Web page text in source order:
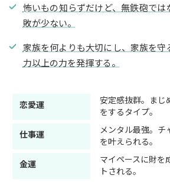
怖いもの知らずだけど、無鉄砲で
敗が少ない。
家族を何よりも大切にし、家族を
力以上の力を発揮する。
恋愛運
安定感抜群。まじ
をするタイプ。
仕事運
メンタル最強。チ
を叶えられる。
金運
マイペースに財を
トされる。